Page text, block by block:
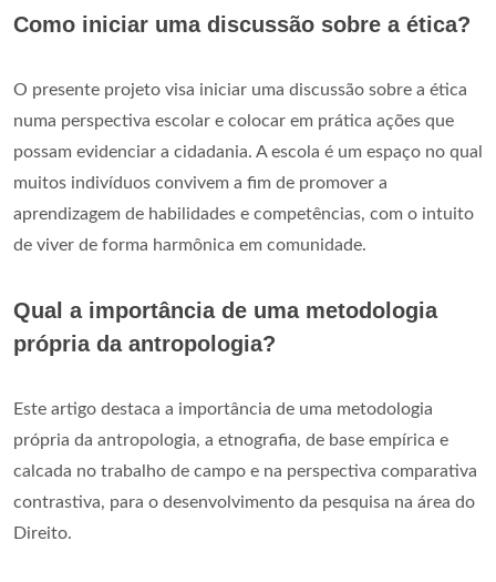
Como iniciar uma discussão sobre a ética?
O presente projeto visa iniciar uma discussão sobre a ética
numa perspectiva escolar e colocar em prática ações que
possam evidenciar a cidadania. A escola é um espaço no qual
muitos indivíduos convivem a fim de promover a
aprendizagem de habilidades e competências, com o intuito
de viver de forma harmônica em comunidade.
Qual a importância de uma metodologia
própria da antropologia?
Este artigo destaca a importância de uma metodologia
própria da antropologia, a etnografia, de base empírica e
calcada no trabalho de campo e na perspectiva comparativa
contrastiva, para o desenvolvimento da pesquisa na área do
Direito.